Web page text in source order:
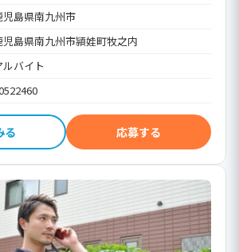
児島県南九州市
児島県南九州市頴娃町牧之内
ルバイト
る 応募する